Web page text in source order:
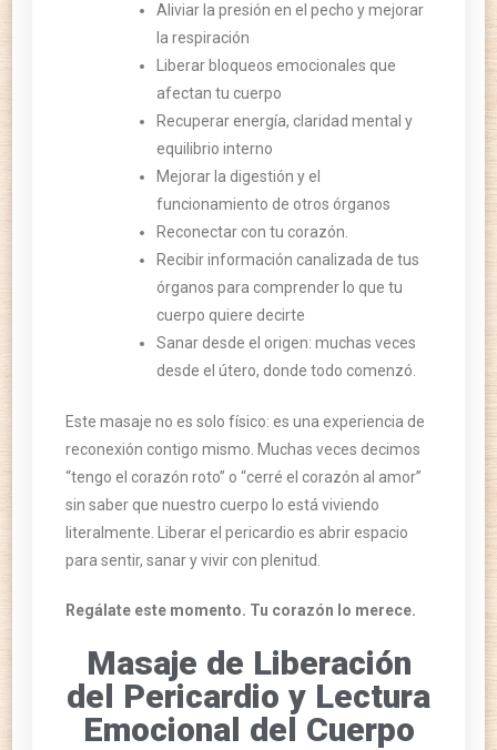
Aliviar la presión en el pecho y mejorar
la respiración
Liberar bloqueos emocionales que
afectan tu cuerpo
Recuperar energía, claridad mental y
equilibrio interno
Mejorar la digestión y el
funcionamiento de otros órganos
Reconectar con tu corazón.
Recibir información canalizada de tus
órganos para comprender lo que tu
cuerpo quiere decirte
Sanar desde el origen: muchas veces
desde el útero, donde todo comenzó.
Este masaje no es solo físico: es una experiencia de
reconexión contigo mismo. Muchas veces decimos
“tengo el corazón roto” o “cerré el corazón al amor”
sin saber que nuestro cuerpo lo está viviendo
literalmente. Liberar el pericardio es abrir espacio
para sentir, sanar y vivir con plenitud.
Regálate este momento. Tu corazón lo merece.
Masaje de Liberación
del Pericardio y Lectura
Emocional del Cuerpo